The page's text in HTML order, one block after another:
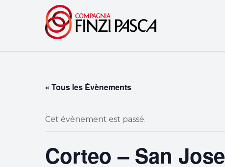
« Tous les Évènements
Cet évènement est passé.
Corteo – San Jose